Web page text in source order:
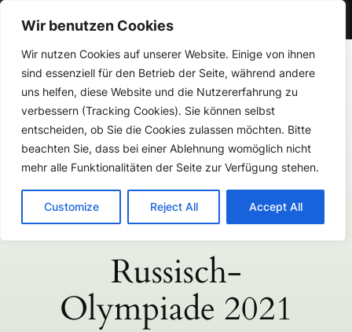
Wir benutzen Cookies
Wir nutzen Cookies auf unserer Website. Einige von ihnen
sind essenziell für den Betrieb der Seite, während andere
uns helfen, diese Website und die Nutzererfahrung zu
verbessern (Tracking Cookies). Sie können selbst
entscheiden, ob Sie die Cookies zulassen möchten. Bitte
beachten Sie, dass bei einer Ablehnung womöglich nicht
mehr alle Funktionalitäten der Seite zur Verfügung stehen.
Customize Reject All Accept All
Zum
Inhalt
springen
Gymnasium Aspel
Russisch-
Olympiade 2021
Gymnasium Aspel